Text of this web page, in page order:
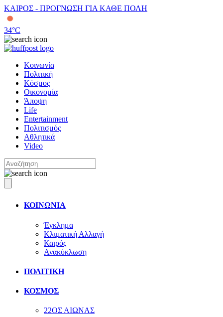
ΚΑΙΡΟΣ - ΠΡΟΓΝΩΣΗ ΓΙΑ ΚΑΘΕ ΠΟΛΗ
34°C
Κοινωνία
Πολιτική
Κόσμος
Οικονομία
Άποψη
Life
Entertainment
Πολιτισμός
Αθλητικά
Video
ΚΟΙΝΩΝΙΑ
Έγκλημα
Κλιματική Αλλαγή
Καιρός
Ανακύκλωση
ΠΟΛΙΤΙΚΗ
ΚΟΣΜΟΣ
22ΟΣ ΑΙΩΝΑΣ